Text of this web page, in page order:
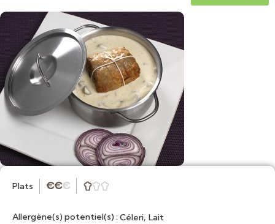
Plats ★★★ 
Allergène(s) potentiel(s) : Céleri, Lait